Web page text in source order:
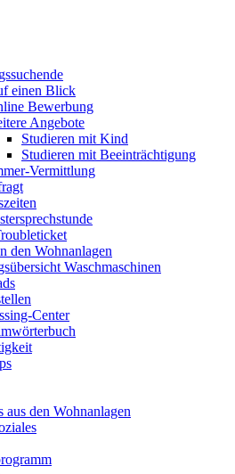
einen Blick
Bewerbung
Angebote
Studieren mit Kind
Studieren mit Beeinträchtigung
Vermittlung
den Wohnanlagen
Waschmaschinen
Center
aus den Wohnanlagen